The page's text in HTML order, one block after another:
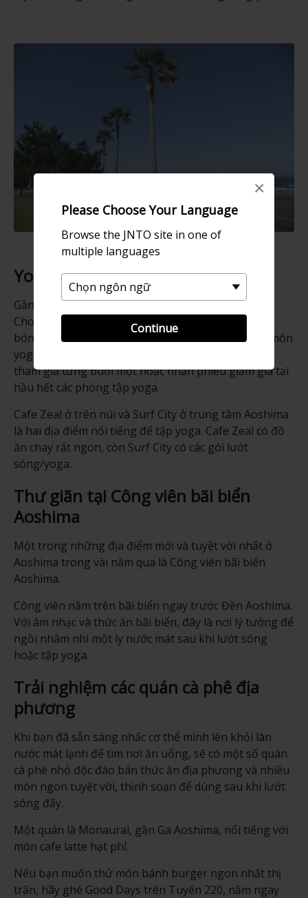
Please Choose Your Language
Browse the JNTO site in one of
multiple languages
Continue
×
Yoga tại địa điểm lướt sóng
Gần đây, phong trào tập yoga bùng nổ ở Aoshima.
Cho dù bạn thích yoga nóng, yoga chậm, yoga với
bóng hay yoga trên bãi biển, bạn đều sẽ tìm thấy môn
yoga mình thích ở Aoshima. Bạn có thể trả tiền để
tham gia từng buổi một hoặc nhận phiếu giảm giá tại
hầu hết các phòng tập yoga.
Cafe Zeal ở trên núi và Surf City ở trung tâm Aoshima
là hai địa điểm nổi tiếng để tập yoga. Cafe Zeal có đồ
ăn chay rất ngon, còn Surf City có các gói lướt
sóng/yoga.
Thư giãn tại Công viên bãi biển
Aoshima
Một trong những địa điểm mới và tuyệt vời nhất ở
Aoshima trong vài năm qua là Công viên bãi biển
Aoshima.
Công viên nằm trên bãi biển ngay trước Đền Aoshima.
Với âm nhạc và thức ăn bãi biển, đây là nơi lý tưởng để
ngồi nhâm nhi một ly nước mát sau khi lướt sóng
hoặc tập yoga.
Trải nghiệm các quán cà phê địa
phương
Khi bạn đã sẵn sàng nhấc cơ thể mình lên khỏi làn
nước mát lạnh để tìm nơi ăn uống, sẽ có một số quán
cà phê nhỏ độc đáo bán thức ăn địa phương và nhiều
món ngon tuyệt vời, thịnh soạn để dùng sau khi lướt
sóng đấy.
Một quán là Monaural, gần Ga Aoshima, nổi tiếng với
món cafe latte hạt phỉ.
Nếu bạn muốn thử món bánh burger ngon nhất thị
trấn, hãy ghé Good Days trên Tuyến 220, nằm ngay